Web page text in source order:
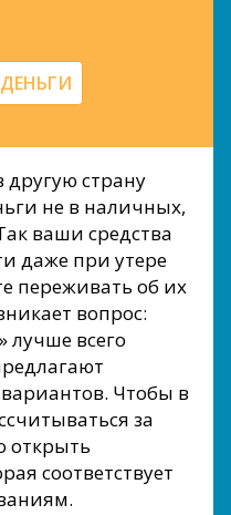
другую страну
не в наличных,
ваши средства
даже при утере
переживать об их
вопрос:
лучше всего
Чтобы в
за
открыть
соответствует